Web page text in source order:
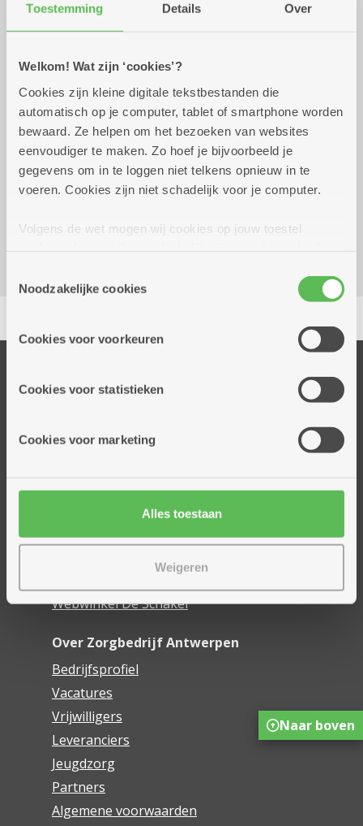
Toestemming Details Over
Welkom! Wat zijn ‘cookies’?
Cookies zijn kleine digitale tekstbestanden die
automatisch op je computer, tablet of smartphone worden
bewaard. Ze helpen om het bezoeken van websites
eenvoudiger te maken. Zo hoef je bijvoorbeeld je
gegevens om in te loggen niet telkens opnieuw in te
voeren. Cookies zijn niet schadelijk voor je computer.
Volgens de wet mogen wij cookies op jouw toestel
cookies hebben we jouw toestemming nodig. Sommige
cookies worden geplaatst door derde partijen die een
informatie over jouw (geanonimiseerd) gebruik van onze
partners kunnen deze gegevens combineren met andere
Noodzakelijke cookies
Cookies voor voorkeuren
Cookies voor statistieken
Cookies voor marketing
Alles toestaan
Weigeren
Praktisch
Wekelijks op dinsdag tot 29
december 2026
17.00 uur
Gratis
Reserveer vervoer
Groenenborgerlaan 185
Thuisdiensten
Assistentiewoningen
Financieel comfort
Mijn Zorgbedrijf
Webwinkel De Schakel
Over Zorgbedrijf Antwerpen
Bedrijfsprofiel
Vacatures
Vrijwilligers
Leveranciers
Jeugdzorg
Partners
Algemene voorwaarden
Naar boven